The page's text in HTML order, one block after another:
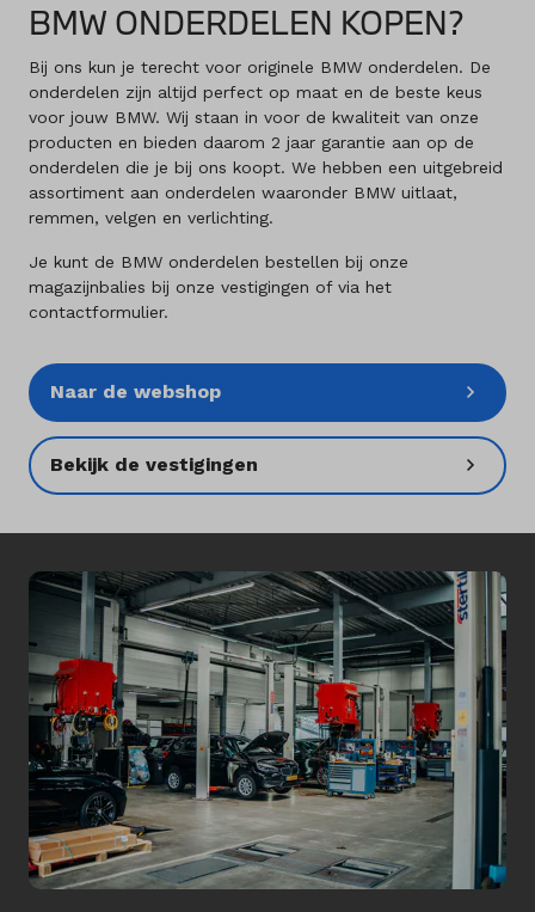
BMW ONDERDELEN KOPEN?
Bij ons kun je terecht voor originele BMW onderdelen. De
onderdelen zijn altijd perfect op maat en de beste keus
voor jouw BMW. Wij staan in voor de kwaliteit van onze
producten en bieden daarom 2 jaar garantie aan op de
onderdelen die je bij ons koopt. We hebben een uitgebreid
assortiment aan onderdelen waaronder BMW uitlaat,
remmen, velgen en verlichting.
Je kunt de BMW onderdelen bestellen bij onze
magazijnbalies bij onze vestigingen of via het
contactformulier.
Naar de webshop
Bekijk de vestigingen